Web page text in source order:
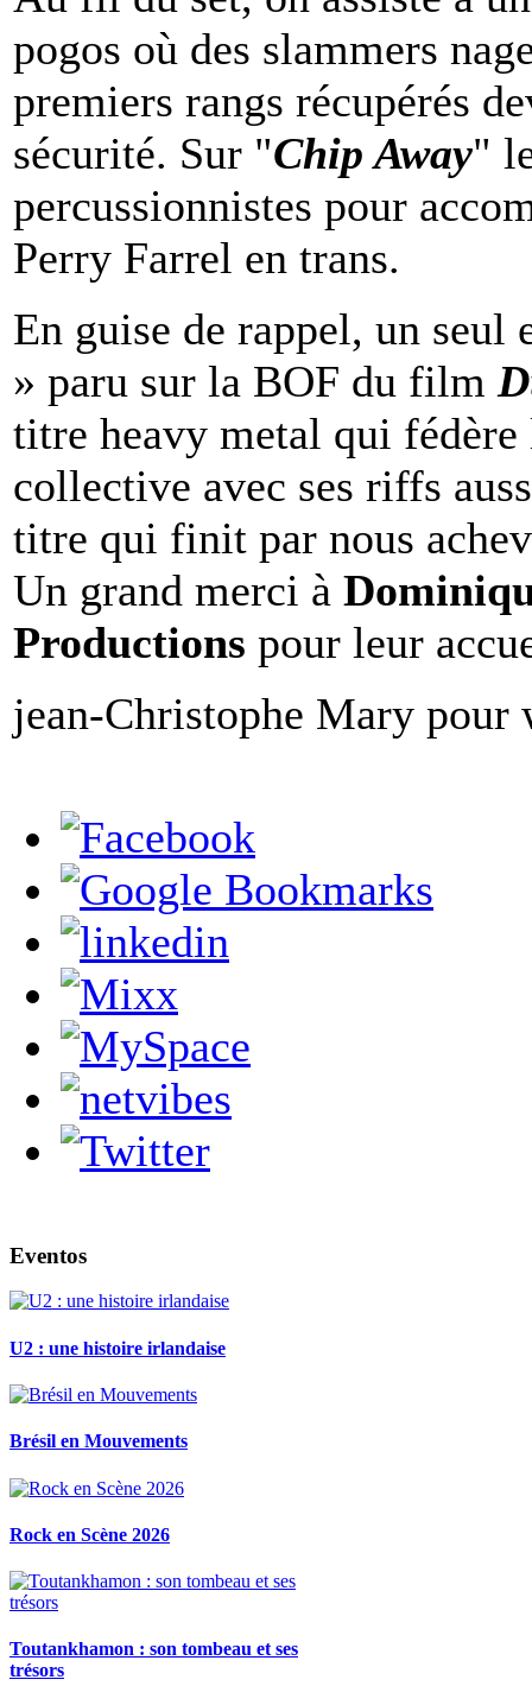
pogos où des slammers
premiers rangs récupérés
sécurité. Sur "Chip Away"
percussionnistes pour
Perry Farrel en trans.
En guise de rappel, un
» paru sur la BOF du film
titre heavy metal qui
collective avec ses riffs
titre qui finit par nous
Un grand merci à
Productions pour leur
jean-Christophe Mary pour
Eventos
U2 : une histoire irlandaise
Brésil en Mouvements
Rock en Scène 2026
Toutankhamon : son tombeau et ses
trésors